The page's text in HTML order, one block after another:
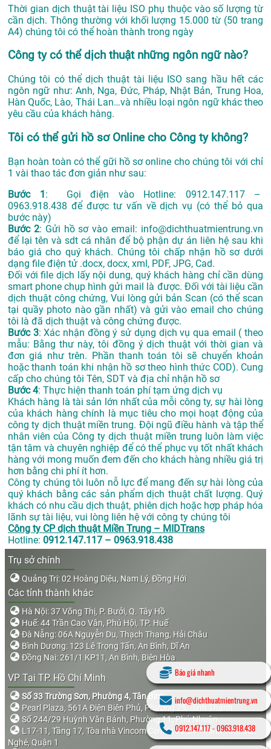
Thời gian dịch thuật tài liệu ISO phụ thuộc vào số lượng từ
cần dịch. Thông thường với khối lượng 15.000 từ (50 trang
A4) chúng tôi có thể hoàn thành trong ngày
Công ty có thể dịch thuật những ngôn ngữ nào?
Chúng tôi có thể dịch thuật tài liệu ISO sang hầu hết các
ngôn ngữ như: Anh, Nga, Đức, Pháp, Nhật Bản, Trung Hoa,
Hàn Quốc, Lào, Thái Lan…và nhiều loại ngôn ngữ khác theo
yêu cầu của khách hàng.
Tôi có thể gửi hồ sơ Online cho Công ty không?
Bạn hoàn toàn có thể gữi hồ sơ online cho chúng tôi với chỉ
1 vài thao tác đơn giản như sau:
Bước 1: Gọi điện vào Hotline: 0912.147.117 –
0963.918.438 để được tư vấn về dịch vụ (có thể bỏ qua
bước này)
Bước 2: Gửi hồ sơ vào email: info@dichthuatmientrung.vn
để lại tên và sdt cá nhân để bộ phận dự án liên hệ sau khi
báo giá cho quý khách. Chúng tôi chấp nhận hồ sơ dưới
dạng file điện tử .docx, docx, xml, PDF, JPG, Cad.
Đối với file dịch lấy nội dung, quý khách hàng chỉ cần dùng
smart phone chụp hình gửi mail là được. Đối với tài liệu cần
dịch thuật công chứng, Vui lòng gửi bản Scan (có thể scan
tại quầy photo nào gần nhất) và gửi vào email cho chúng
tôi là đã dịch thuật và công chứng được.
Bước 3: Xác nhận đồng ý sử dụng dịch vụ qua email ( theo
mẫu: Bằng thư này, tôi đồng ý dịch thuật với thời gian và
đơn giá như trên. Phần thanh toán tôi sẽ chuyển khoản
hoặc thanh toán khi nhận hồ sơ theo hình thức COD). Cung
cấp cho chúng tôi Tên, SDT và địa chỉ nhận hồ sơ
Bước 4: Thực hiện thanh toán phí tạm ứng dịch vụ
Khách hàng là tài sản lớn nhất của mỗi công ty, sự hài lòng
của khách hàng chính là mục tiêu cho mọi hoạt động của
công ty dịch thuật miền trung. Đội ngũ điều hành và tập thể
nhân viên của Công ty dịch thuật miền trung luôn làm việc
tận tâm và chuyên nghiệp để có thể phục vụ tốt nhất khách
hàng với mong muốn đem đến cho khách hàng nhiều giá trị
hơn bằng chi phí ít hơn.
Công ty chúng tôi luôn nỗ lực để mang đến sự hài lòng của
quý khách bằng các sản phẩm dịch thuật chất lượng. Quý
khách có nhu cầu dịch thuật, phiên dịch hoặc hợp pháp hóa
lãnh sự tài liệu, vui lòng liên hệ với công ty chúng tôi
Công ty CP dịch thuật Miền Trung – MIDTrans
Hotline: 0912.147.117 – 0963.918.438
Trụ sở chính
Quảng Trị: 02 Hoàng Diệu, Nam Lý, Đồng Hới
Các tỉnh thành khác
Hà Nội: 37 Võng Thị, P. Bưởi, Q. Tây Hồ
Huế: 44 Trần Cao Vân, Phú Hội, TP. Huế
Đà Nẵng: 06A Nguyễn Du, Thạch Thang, Hải Châu
Bình Dương: 123 Lê Trọng Tấn, An Bình, Dĩ An
Đồng Nai: 261/1 KP11, An Bình, Biên Hòa
VP Tại TP. Hồ Chí Minh
Số 33 Trường Sơn, Phường 4, Tân Bình
Pearl Plaza, 561A Điện Biên Phủ, Phường 25, Bình Thạnh
Số 244/29 Huỳnh Văn Bánh, Phường 11, Phú Nhuận
L17-11, Tầng 17, Tòa nhà Vincom Center, 72 Lê Thánh Tôn, Bến
Nghé, Quận 1
Báo giá nhanh
info@dichthuatmientrung.vn
0912.147.117-0963.918.438